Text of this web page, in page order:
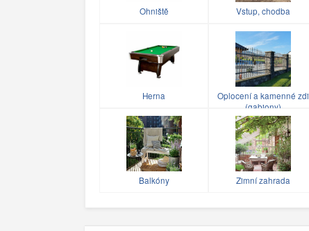
Ohniště Vstup, chodba
Herna
Oplocení a kamenné zdi
(gabiony)
Balkóny Zimní zahrada